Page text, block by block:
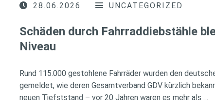
28.06.2026 UNCATEGORIZED
Schäden durch Fahrraddiebstähle
Niveau
Rund 115.000 gestohlene Fahrräder wurden den
gemeldet, wie deren Gesamtverband GDV kürzlich
neuen Tiefststand – vor 20 Jahren waren es mehr als …